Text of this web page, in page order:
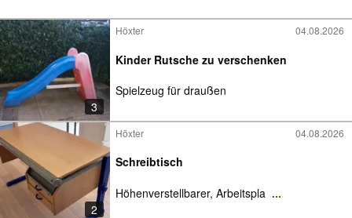
3
Höxter 04.08.2026
Kinder Rutsche zu verschenken
Spielzeug für draußen
2
Höxter 04.08.2026
Schreibtisch
Höhenverstellbarer, Arbeitspla ...